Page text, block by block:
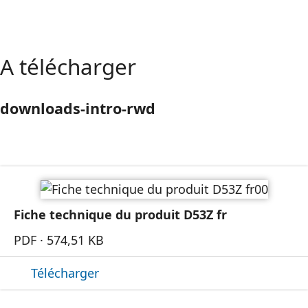
A télécharger
downloads-intro-rwd
Fiche technique du produit D53Z fr
PDF · 574,51 KB
Télécharger